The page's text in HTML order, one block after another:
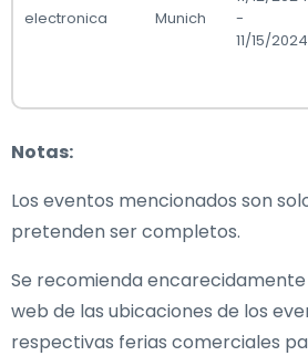
electronica Munich
-
11/15/2024
Notas:
Los eventos mencionados son
pretenden ser completos.
Se recomienda
web de las ubicaciones de los
respectivas ferias comerciales